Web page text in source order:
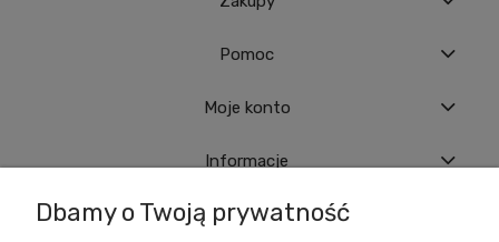
Pomoc
Moje konto
Informacje
Dbamy o Twoją prywatność